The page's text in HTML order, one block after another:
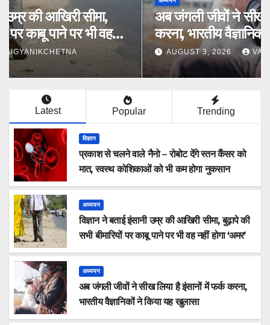
प्रकाश से चलने वाले नैनो – रोबोट देंगे स्तन
कैंसर को मात, स्वस्थ कोशिकाओं को भी कम होगा
नुकसान
AUGUST 6, 2026 VAIGYANIKCHETNA
Latest Popular Trending
विज्ञान
प्रकाश से चलने वाले नैनो – रोबोट देंगे स्तन कैंसर को
मात, स्वस्थ कोशिकाओं को भी कम होगा नुकसान
अध्ययन
विज्ञान ने बताई इंसानी उम्र की आखिरी सीमा, बुढ़ापे की
सभी बीमारियों पर काबू पाने पर भी वह नहीं होगा ‘अमर’
अध्ययन
अब जंगली जीवों ने सीख लिया है इंसानों में फर्क करना,
भारतीय वैज्ञानिकों ने किया यह खुलासा